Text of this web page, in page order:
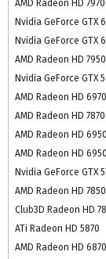
AMD Radeon HD 7970
Nvidia GeForce GTX
Nvidia GeForce GTX
AMD Radeon HD 7950
Nvidia GeForce GTX
AMD Radeon HD 6970
AMD Radeon HD 7870
AMD Radeon HD 6950
AMD Radeon HD
Nvidia GeForce GTX
AMD Radeon HD 7850
Club3D Radeon HD
ATi Radeon HD 5870
AMD Radeon HD 6870